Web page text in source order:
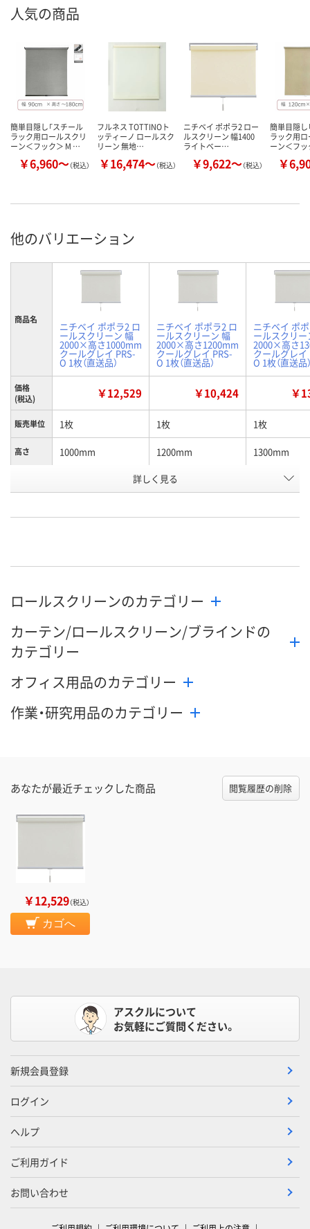
人気の商品
簡単目隠し「スチール
ラック用ロールスクリ
ーン＜フック＞ M …
￥6,960～（税込）
フルネス TOTTINOト
ッティーノ ロールスク
リーン 無地…
￥16,474～（税込）
ニチベイ ポポラ2 ロー
ルスクリーン 幅1400
ライトベー…
￥9,622～（税込）
簡単目隠し
ラック用
ーン＜フ
￥
他のバリエーション
商品名
ニチベイ ポポラ2 ロ
ールスクリーン 幅
2000×高さ1000mm
クールグレイ PRS-
O 1枚（直送品）
ニチベイ ポポラ2 ロ
ールスクリーン 幅
2000×高さ1200mm
クールグレイ PRS-
O 1枚（直送品）
ニチベイ ポ
ールスクリー
2000×高さ
クールグレイ
O 1枚（直送品
価格
(税込)
￥12,529 ￥10,424 ￥
販売単位 1枚 1枚 1枚
高さ 1000mm 1200mm 1300mm
P831091 P831277
カゴへ カゴへ
詳しく見る
ロールスクリーンのカテゴリー
カーテン/ロールスクリーン/ブラインドの
カテゴリー
オフィス用品のカテゴリー
作業・研究用品のカテゴリー
あなたが最近チェックした商品 閲覧履歴の削除
￥12,529（税込）
カゴへ
アスクルについて
お気軽にご質問ください。
新規会員登録
ログイン
ヘルプ
ご利用ガイド
お問い合わせ